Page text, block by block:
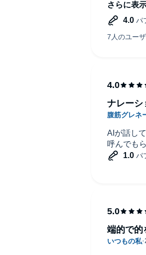
アプロー
それ以外
す。
AIが話し
呼んでも
ナレーシ
端的で的